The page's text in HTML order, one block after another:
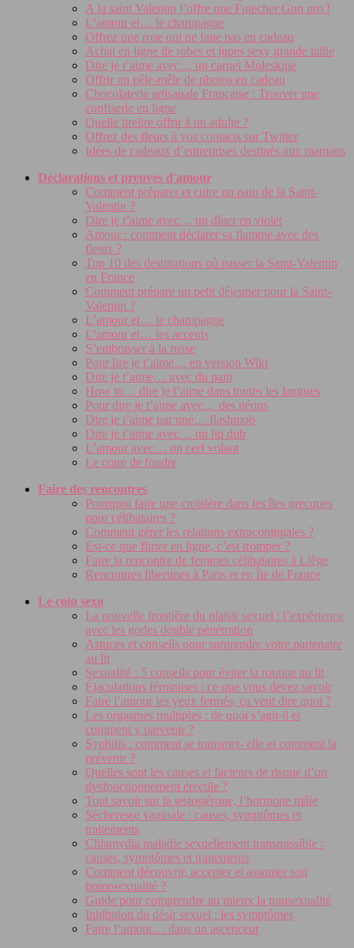
A la saint Valentin j’offre une Futecher Gun pro !
L’amour et… le champagne
Offrez une rose qui ne fane pas en cadeau
Achat en ligne de robes et jupes sexy grande taille
Dire je t’aime avec… un carnet Moleskine
Offrir un pêle-mêle de photos en cadeau
Chocolaterie artisanale Française : Trouver une
confiserie en ligne
Quelle tirelire offrir à un adulte ?
Offrez des fleurs à vos contacts sur Twitter
Idées de cadeaux d’entreprises destinés aux mamans
Déclarations et preuves d'amour
Comment préparer et cuire un pain de la Saint-
Valentin ?
Dire je t’aime avec… un dîner en violet
Amour : comment déclarer sa flamme avec des
fleurs ?
Top 10 des destinations où passer la Saint-Valentin
en France
Comment prépare un petit déjeuner pour la Saint-
Valentin ?
L’amour et… le champagne
L’amour et… les accents
S’embrasser à la russe
Pour lire je t’aime… en version Wiki
Dire je t’aime… avec du pain
How to… dire je t’aime dans toutes les langues
Pour dire je t’aime avec… des néons
Dire je t’aime par une… flashmob
Dire je t’aime avec… un lip dub
L’amour avec… un cerf volant
Le coup de foudre
Faire des rencontres
Pourquoi faire une croisière dans les îles grecques
pour célibataires ?
Comment gérer les relations extraconjugales ?
Est-ce que flirter en ligne, c’est tromper ?
Faire la rencontre de femmes célibataires à Liège
Rencontres libertines à Paris et en Île de France
Le coin sexo
La nouvelle frontière du plaisir sexuel : l’expérience
avec les godes double pénétration
Astuces et conseils pour surprendre votre partenaire
au lit
Sexualité : 5 conseils pour éviter la routine au lit
Éjaculations féminines : ce que vous devez savoir
Faire l’amour les yeux fermés, ça veut dire quoi ?
Les orgasmes multiples : de quoi s’agit-il et
comment y parvenir ?
Syphilis : comment se transmet- elle et comment la
prévenir ?
Quelles sont les causes et facteurs de risque d’un
dysfonctionnement érectile ?
Tout savoir sur la testostérone, l’hormone mâle
Sécheresse vaginale : causes, symptômes et
traitements
Chlamydia maladie sexuellement transmissible :
causes, symptômes et traitements
Comment découvrir, accepter et assumer son
homosexualité ?
Guide pour comprendre au mieux la transexualité
Inhibition du désir sexuel : les symptômes
Faire l’amour… dans un ascenceur